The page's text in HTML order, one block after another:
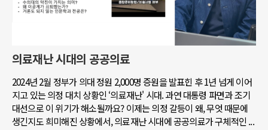
의료재난 시대의 공공의료
2024년 2월 정부가 의대 정원 2,000명 증원을 발표힌 후 1년 넘게 이어
지고 있는 의정 대치 상황인 ‘의료재난' 시대. 과연 대통령 파면과 조기
대선으로 이 위기가 해소될까요? 이제는 의정 갈등이 왜, 무엇 때문에
생긴지도 희미해진 상황에서, 의료재난 시대에 공공의료가 구체적인 ...